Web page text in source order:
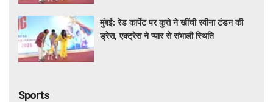
मुंबई: रेड कार्पेट पर कुत्ते ने खींची रवीना टंडन की
ड्रेस, एक्ट्रेस ने प्यार से संभाली स्थिति
Sports